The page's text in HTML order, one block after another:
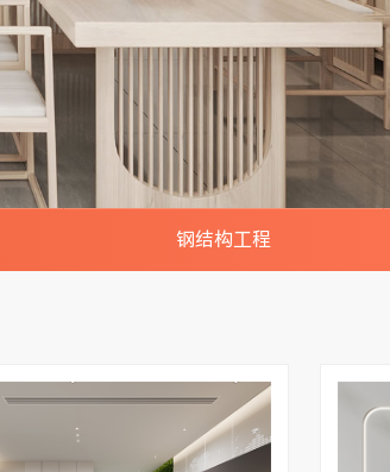
钢结构工程
钢结构阁楼/雨棚/铁皮房